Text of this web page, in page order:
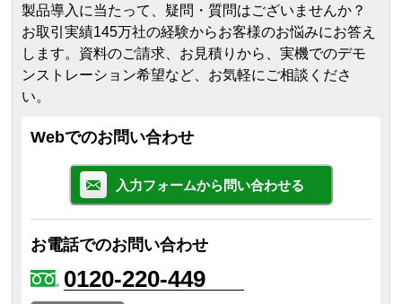
製品導入に当たって、疑問・質問はございませんか？
お取引実績145万社の経験からお客様のお悩みにお答え
します。 資料のご請求、お見積りから、実機でのデモ
ンストレーション希望など、お気軽にご相談くださ
い。
Webでのお問い合わせ
入力フォームから問い合わせる
お電話でのお問い合わせ
0120-220-449